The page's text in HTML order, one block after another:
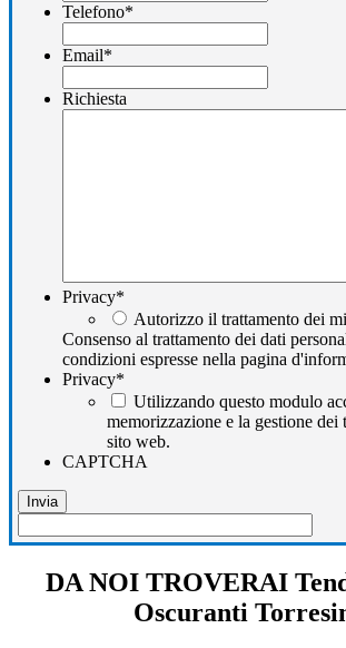
Telefono*
Email*
Richiesta
Privacy*
Autorizzo il trattamento dei
Consenso al trattamento dei dati
condizioni espresse nella pagina
Privacy*
Utilizzando questo modulo
memorizzazione e la gestione dei
sito web.
CAPTCHA
DA NOI TROVERAI
Oscuranti